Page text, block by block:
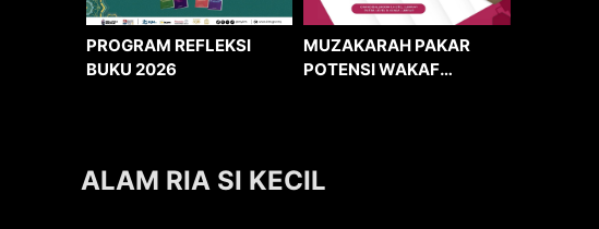
PROGRAM REFLEKSI
BUKU 2026
MUZAKARAH PAKAR
POTENSI WAKAF
ALAM RIA SI KECIL